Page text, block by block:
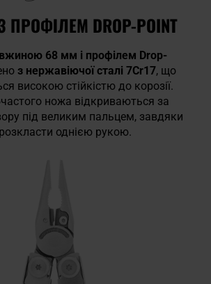
DROP-POINT
68 мм і профілем Drop-
з нержавіючої сталі 7Cr17, що
високою стійкістю до корозії.
ножа відкриваються за
під великим пальцем, завдяки
однією рукою.